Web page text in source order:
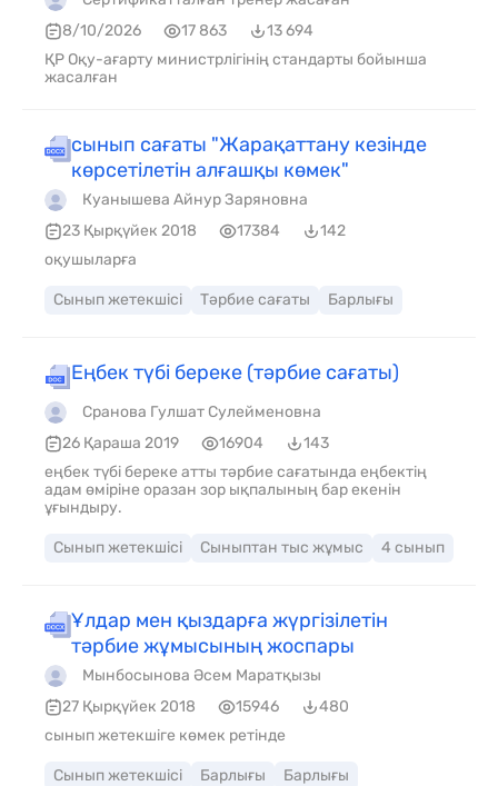
8/10/2026
17 863
13 694
ҚР Оқу-ағарту министрлігінің стандарты бойынша
жасалған
сынып сағаты "Жарақаттану кезінде
көрсетілетін алғашқы көмек"
Куанышева Айнур Заряновна
23 Қырқүйек 2018
17384
142
оқушыларға
Сынып жетекшісі Тәрбие сағаты Барлығы
Еңбек түбі береке (тәрбие сағаты)
Сранова Гулшат Сулейменовна
26 Қараша 2019
16904
143
еңбек түбі береке атты тәрбие сағатында еңбектің
адам өміріне оразан зор ықпалының бар екенін
ұғындыру.
Сынып жетекшісі Сыныптан тыс жұмыс 4 сынып
Ұлдар мен қыздарға жүргізілетін
тәрбие жұмысының жоспары
Мынбосынова Әсем Маратқызы
27 Қырқүйек 2018
15946
480
сынып жетекшіге көмек ретінде
Сынып жетекшісі Барлығы Барлығы